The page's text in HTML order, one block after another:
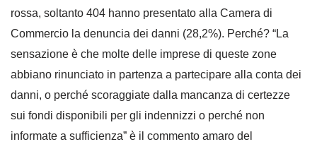
rossa, soltanto 404 hanno presentato alla Camera di
Commercio la denuncia dei danni (28,2%). Perché? “La
sensazione è che molte delle imprese di queste zone
abbiano rinunciato in partenza a partecipare alla conta dei
danni, o perché scoraggiate dalla mancanza di certezze
sui fondi disponibili per gli indennizzi o perché non
informate a sufficienza” è il commento amaro del